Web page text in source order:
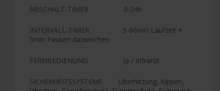
ABSCHALT-TIMER 0-24h
INTERVALL-TIMER 5-60min Laufzeit +
5min Pausen dazwischen
FERNBEDIENUNG Ja / Infrarot
SICHERHEITSSYSTEME Überhitzung, Kippen,